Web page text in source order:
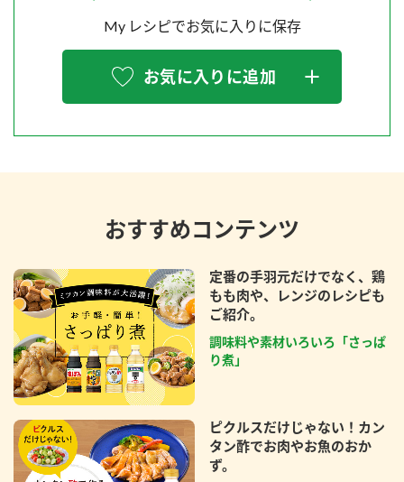
My レシピでお気に入りに保存
お気に入りに追加
おすすめコンテンツ
定番の手羽元だけでなく、鶏
もも肉や、レンジのレシピも
ご紹介。
調味料や素材いろいろ「さっぱ
り煮」
ピクルスだけじゃない！カン
タン酢でお肉やお魚のおか
ず。